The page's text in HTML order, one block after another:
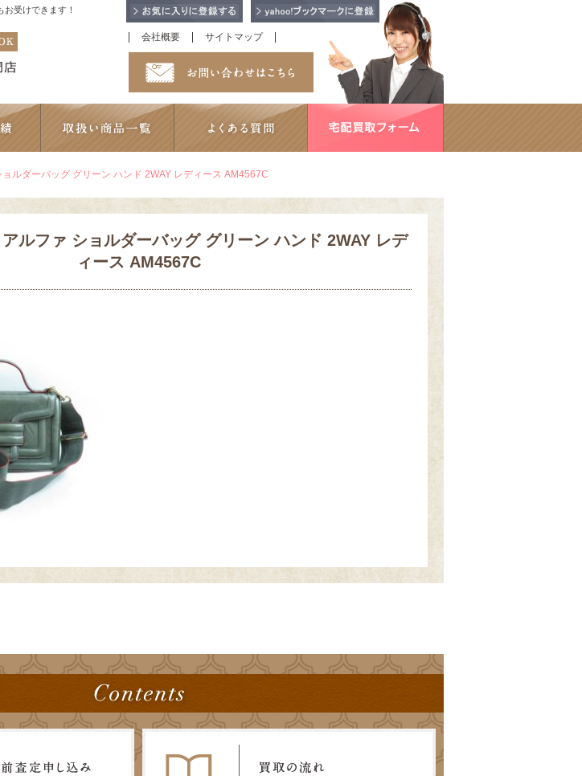
受けできます！
会社概要 サイトマップ
ルダーバッグ グリーン ハンド 2WAY レディース AM4567C
ルファ ショルダーバッグ グリーン ハンド 2WAY レデ
ィース AM4567C